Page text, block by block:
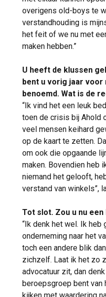
overigens old-boys te
verstandhouding is
het feit of we nu met
maken hebben.”
U heeft de klussen
bent u vorig jaar voor
benoemd. Wat is de
“Ik vind het een leuk
toen de crisis bij Ahold
veel mensen keihard
op de kaart te zetten.
om ook die opgaande
maken. Bovendien heb
niemand het gelooft,
verstand van winkels”,
Tot slot. Zou u nu
“Ik denk het wel. Ik heb
onderneming naar het
toch een andere blik
zichzelf. Laat ik het zo
advocatuur zit, dan
beroepsgroep bent van